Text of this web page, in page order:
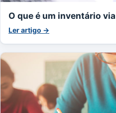
O que é um inventário
Ler artigo →